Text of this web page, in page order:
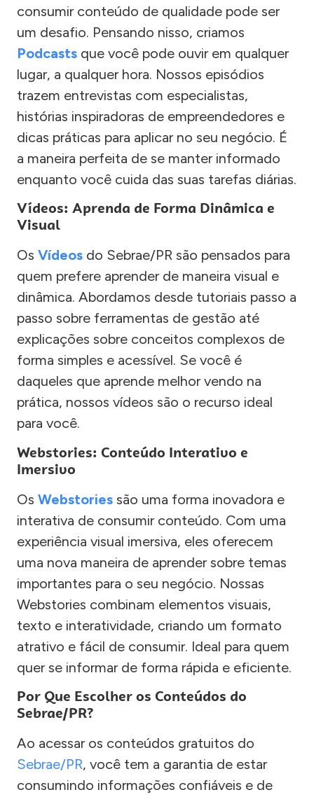
consumir conteúdo de qualidade pode ser
um desafio. Pensando nisso, criamos
Podcasts que você pode ouvir em qualquer
lugar, a qualquer hora. Nossos episódios
trazem entrevistas com especialistas,
histórias inspiradoras de empreendedores e
dicas práticas para aplicar no seu negócio. É
a maneira perfeita de se manter informado
enquanto você cuida das suas tarefas diárias.
Vídeos: Aprenda de Forma Dinâmica e
Visual
Os Vídeos do Sebrae/PR são pensados para
quem prefere aprender de maneira visual e
dinâmica. Abordamos desde tutoriais passo a
passo sobre ferramentas de gestão até
explicações sobre conceitos complexos de
forma simples e acessível. Se você é
daqueles que aprende melhor vendo na
prática, nossos vídeos são o recurso ideal
para você.
Webstories: Conteúdo Interativo e
Imersivo
Os Webstories são uma forma inovadora e
interativa de consumir conteúdo. Com uma
experiência visual imersiva, eles oferecem
uma nova maneira de aprender sobre temas
importantes para o seu negócio. Nossas
Webstories combinam elementos visuais,
texto e interatividade, criando um formato
atrativo e fácil de consumir. Ideal para quem
quer se informar de forma rápida e eficiente.
Por Que Escolher os Conteúdos do
Sebrae/PR?
Ao acessar os conteúdos gratuitos do
Sebrae/PR, você tem a garantia de estar
consumindo informações confiáveis e de